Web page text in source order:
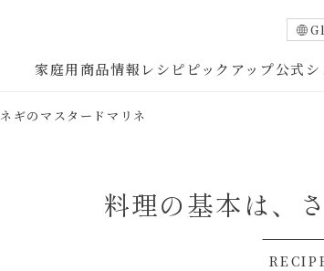
家庭用商品情報 レシピ ピックアップ公式
ネギのマスタードマリネ
料理の基本は、